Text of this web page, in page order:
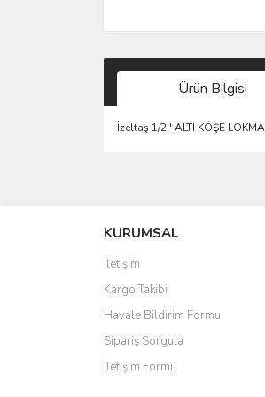
Ürün Bilgisi
İzeltaş 1/2'' ALTI KÖŞE
Ürün resmi kalitesiz,
Ürün
Ürün bilgilerinde
Ürün fiyatı diğer
Bu ürüne benzer
KURUMSAL
İletişim
Kargo Takibi
Havale Bildirim Formu
Sipariş Sorgula
İletişim Formu